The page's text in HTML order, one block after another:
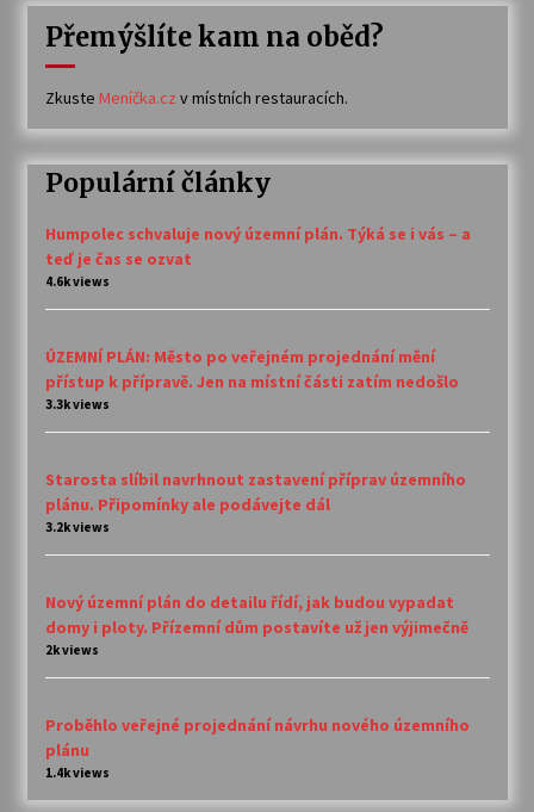
Přemýšlíte kam na oběd?
Zkuste Meníčka.cz v místních restauracích.
Populární články
Humpolec schvaluje nový územní plán. Týká se i vás – a
teď je čas se ozvat
4.6k views
ÚZEMNÍ PLÁN: Město po veřejném projednání mění
přístup k přípravě. Jen na místní části zatím nedošlo
3.3k views
Starosta slíbil navrhnout zastavení příprav územního
plánu. Připomínky ale podávejte dál
3.2k views
Nový územní plán do detailu řídí, jak budou vypadat
domy i ploty. Přízemní dům postavíte už jen výjimečně
2k views
Proběhlo veřejné projednání návrhu nového územního
plánu
1.4k views